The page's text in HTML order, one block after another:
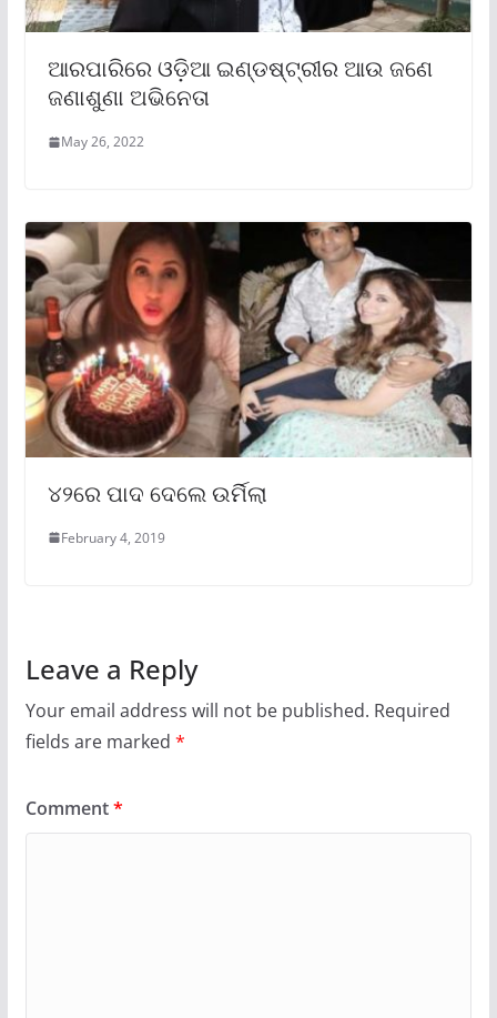
ଆରପାରିରେ ଓଡ଼ିଆ ଇଣ୍ଡଷ୍ଟ୍ରୀର ଆଉ ଜଣେ
ଜଣାଶୁଣା ଅଭିନେତା
May 26, 2022
୪୨ରେ ପାଦ ଦେଲେ ଉର୍ମିଲା
February 4, 2019
Leave a Reply
Your email address will not be published. Required
fields are marked *
Comment*